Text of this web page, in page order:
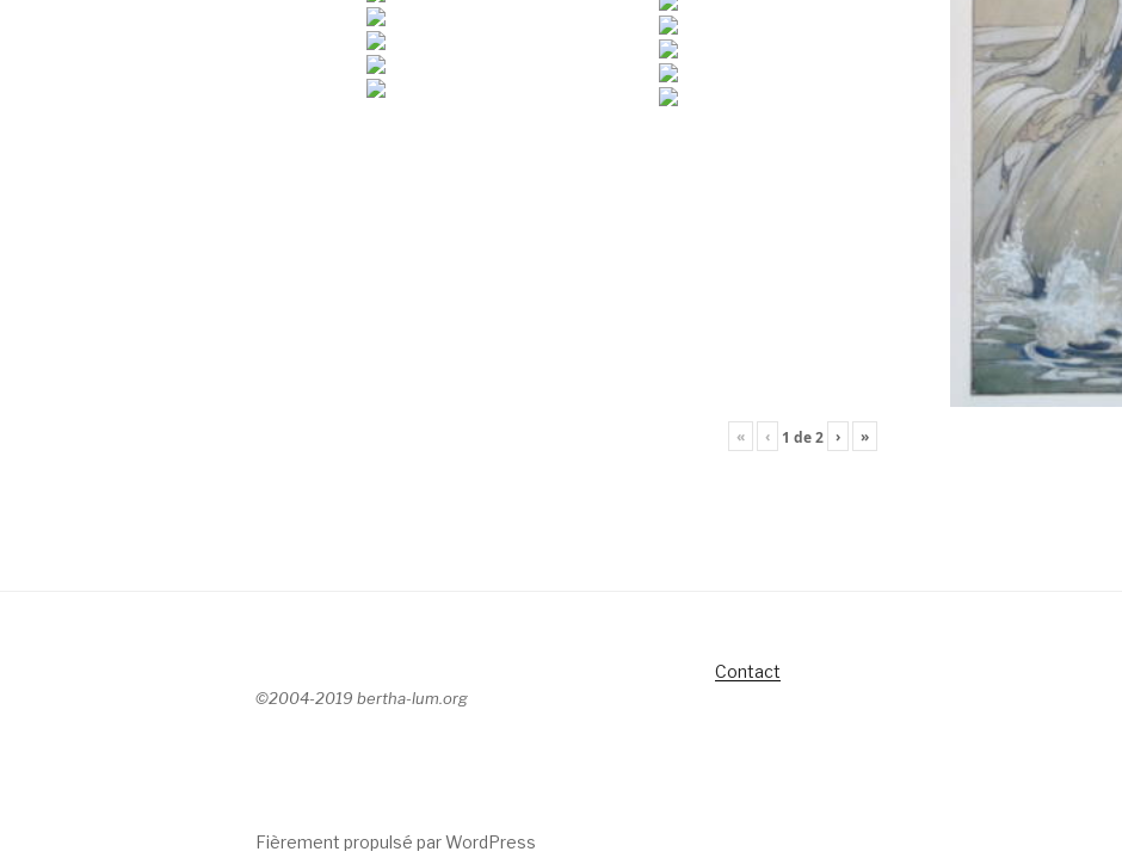
« ‹ 1 de2 › »
©2004-2019 bertha-lum.org
Contact
Fièrement propulsé par WordPress